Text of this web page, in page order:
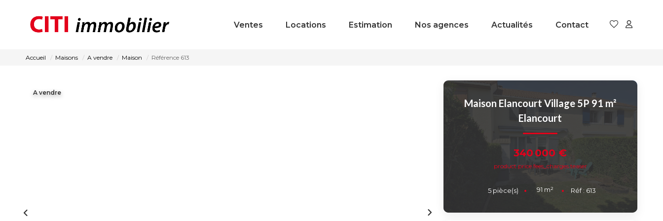
Ventes Locations Estimation Nos agences Actualités Contact
Accueil Maisons A vendre Maison Référence 613
A vendre
Maison Elancourt Village 5P 91 m²
Elancourt
340 000 €
product.price.fees_charges.teaser
5 pièce(s) 91 m² Réf : 613